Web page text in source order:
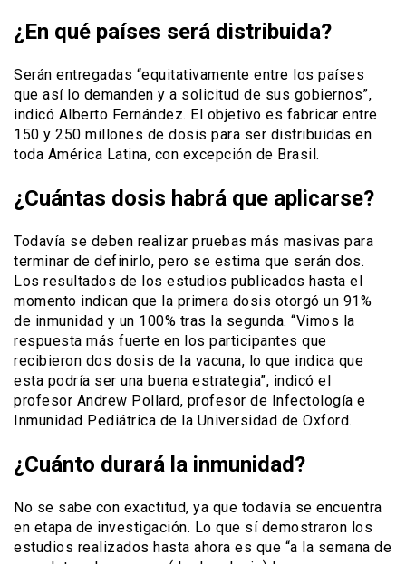
¿En qué países será distribuida?
Serán entregadas “equitativamente entre los países
que así lo demanden y a solicitud de sus gobiernos”,
indicó Alberto Fernández. El objetivo es fabricar entre
150 y 250 millones de dosis para ser distribuidas en
toda América Latina, con excepción de Brasil.
¿Cuántas dosis habrá que aplicarse?
Todavía se deben realizar pruebas más masivas para
terminar de definirlo, pero se estima que serán dos.
Los resultados de los estudios publicados hasta el
momento indican que la primera dosis otorgó un 91%
de inmunidad y un 100% tras la segunda. “Vimos la
respuesta más fuerte en los participantes que
recibieron dos dosis de la vacuna, lo que indica que
esta podría ser una buena estrategia”, indicó el
profesor Andrew Pollard, profesor de Infectología e
Inmunidad Pediátrica de la Universidad de Oxford.
¿Cuánto durará la inmunidad?
No se sabe con exactitud, ya que todavía se encuentra
en etapa de investigación. Lo que sí demostraron los
estudios realizados hasta ahora es que “a la semana de